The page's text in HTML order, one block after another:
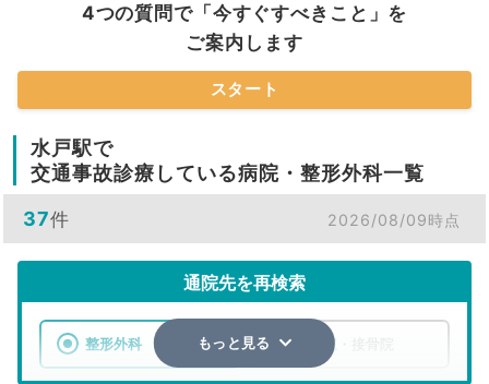
4つの質問で「今すぐすべきこと」を
ご案内します
スタート
水戸駅で
交通事故診療している病院・整形外科一覧
37件 2026/08/09時点
通院先を再検索
整形外科 整骨院・接骨院
もっと見る